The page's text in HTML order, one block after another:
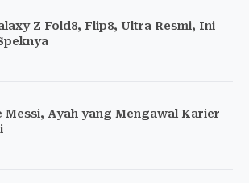
Z Fold8, Flip8, Ultra Resmi, Ini
Ayah yang Mengawal Karier